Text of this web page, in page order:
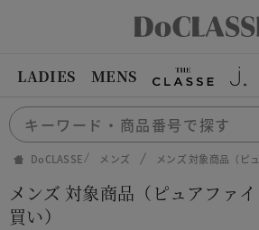
LADIES MENS
DoCLASSE メンズ メンズ 対象商品（ピ
メンズ 対象商品（ピュアファ
買い）